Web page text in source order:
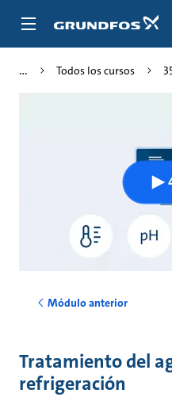
Todos los cursos
Módulo anterior
Tratamiento del
refrigeración